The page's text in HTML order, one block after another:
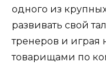
одного из
развивать свой
тренеров и играя
товарищами по